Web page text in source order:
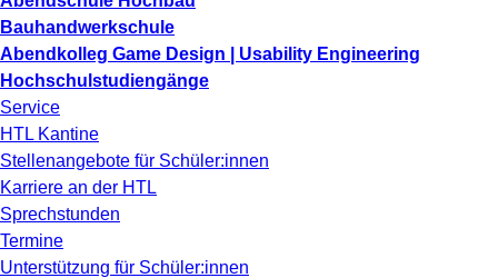
Bauhandwerkschule
Abendkolleg Game Design | Usability Engineering
Hochschulstudiengänge
Service
HTL Kantine
Stellenangebote für Schüler:innen
Karriere an der HTL
Sprechstunden
Termine
Unterstützung für Schüler:innen